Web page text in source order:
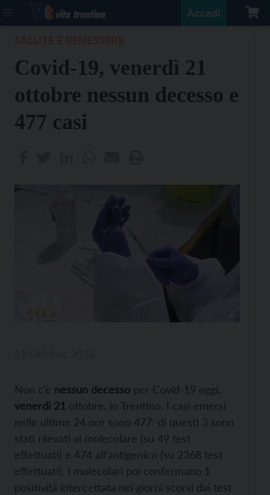
Accedi
Covid-19, venerdì 21
ottobre nessun decesso e
477 casi
Non c’è nessun decesso per Covid-19 oggi,
venerdì 21 ottobre, in Trentino. I casi emersi
nelle ultime 24 ore sono 477: di questi 3 sono
stati rilevati al molecolare (su 49 test
effettuati) e 474 all’antigenico (su 2368 test
effettuati). I molecolari poi confermano 1
positività intercettata nei giorni scorsi dai test